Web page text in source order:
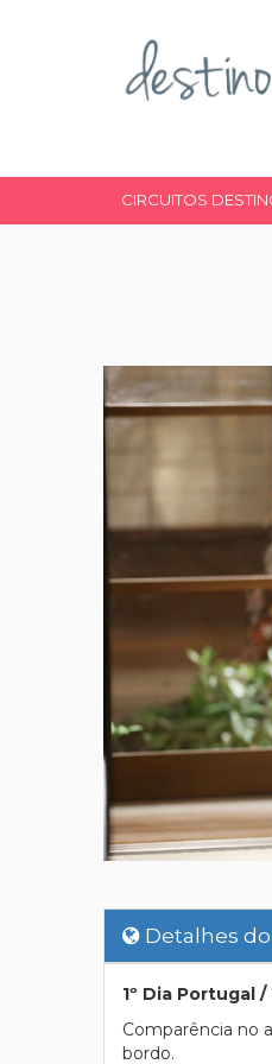
CIRCUITOS
Detalhes
1º Dia Portugal
Comparência no
bordo.